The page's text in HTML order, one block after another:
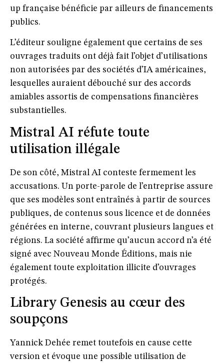
up française bénéficie par ailleurs de financements
publics.
L’éditeur souligne également que certains de ses
ouvrages traduits ont déjà fait l’objet d’utilisations
non autorisées par des sociétés d’IA américaines,
lesquelles auraient débouché sur des accords
amiables assortis de compensations financières
substantielles.
Mistral AI réfute toute
utilisation illégale
De son côté, Mistral AI conteste fermement les
accusations. Un porte-parole de l’entreprise assure
que ses modèles sont entraînés à partir de sources
publiques, de contenus sous licence et de données
générées en interne, couvrant plusieurs langues et
régions. La société affirme qu’aucun accord n’a été
signé avec Nouveau Monde Éditions, mais nie
également toute exploitation illicite d’ouvrages
protégés.
Library Genesis au cœur des
soupçons
Yannick Dehée remet toutefois en cause cette
version et évoque une possible utilisation de